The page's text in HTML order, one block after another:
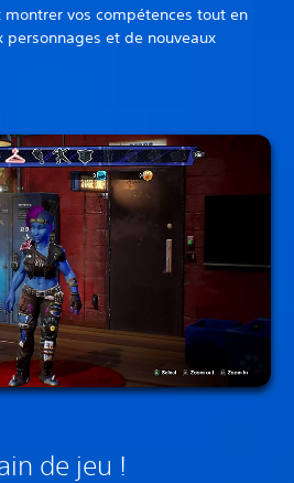
montrer vos compétences tout en
et de nouveaux
de jeu !